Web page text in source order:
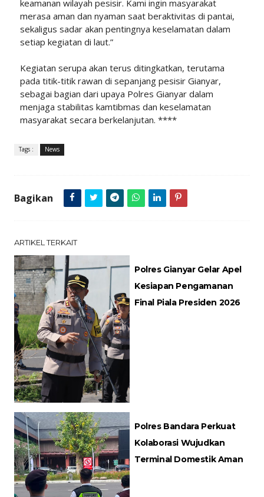
keamanan wilayah pesisir. Kami ingin masyarakat
merasa aman dan nyaman saat beraktivitas di pantai,
sekaligus sadar akan pentingnya keselamatan dalam
setiap kegiatan di laut.”
Kegiatan serupa akan terus ditingkatkan, terutama
pada titik-titik rawan di sepanjang pesisir Gianyar,
sebagai bagian dari upaya Polres Gianyar dalam
menjaga stabilitas kamtibmas dan keselamatan
masyarakat secara berkelanjutan. ****
Tags : News
Bagikan
ARTIKEL TERKAIT
Polres Gianyar Gelar Apel
Kesiapan Pengamanan
Final Piala Presiden 2026
Polres Bandara Perkuat
Kolaborasi Wujudkan
Terminal Domestik Aman